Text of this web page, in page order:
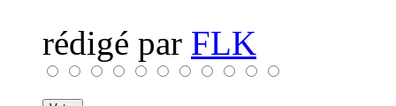
rédigé par FLK